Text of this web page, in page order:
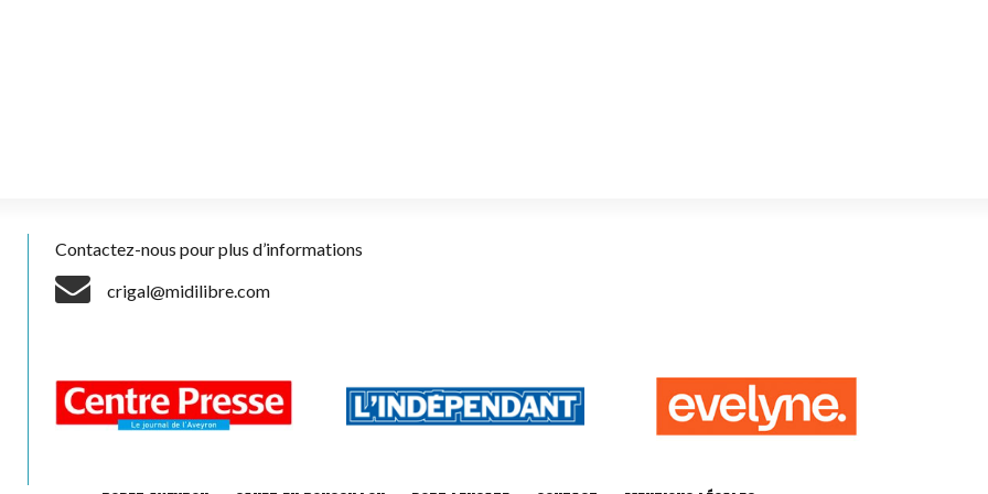
Contactez-nous pour plus d’informations
crigal@midilibre.com